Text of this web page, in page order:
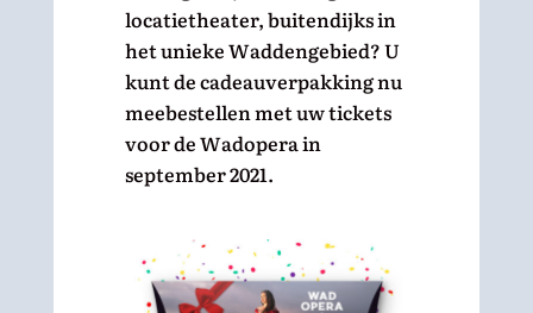
locatietheater, buitendijks in
het unieke Waddengebied? U
kunt de cadeauverpakking nu
meebestellen met uw tickets
voor de Wadopera in
september 2021.